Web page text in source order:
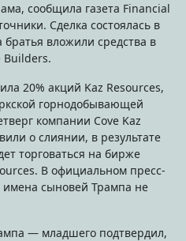
сообщила газета Financial
Сделка состоялась в
братья вложили средства в
Builders.
20% акций Kaz Resources,
горнодобывающей
компании Cove Kaz
о слиянии, в результате
торговаться на бирже
В официальном пресс-
сыновей Трампа не
— младшего подтвердил,